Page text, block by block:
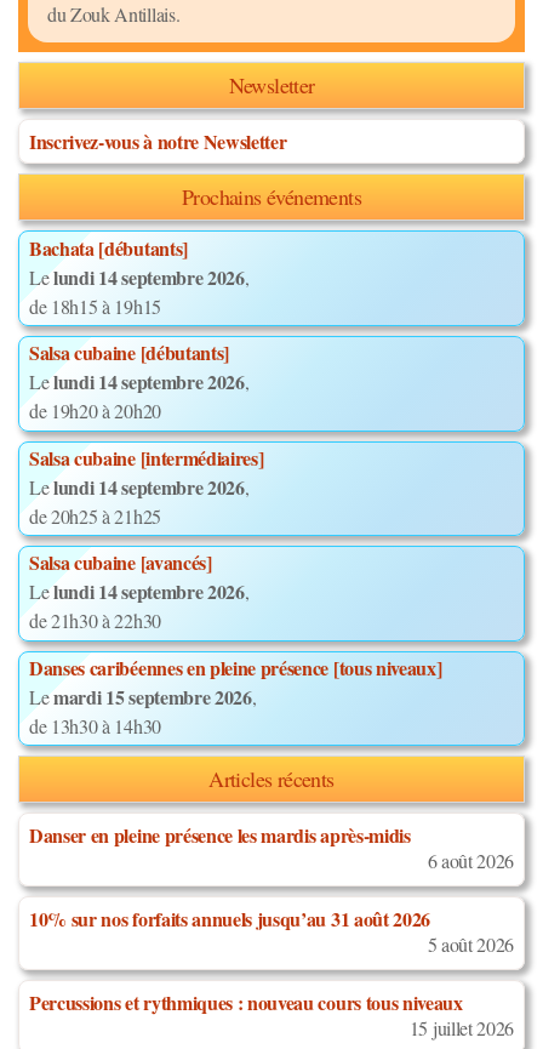
du Zouk Antillais.
Newsletter
Inscrivez-vous à notre Newsletter
Prochains événements
Bachata [débutants]
Lelundi 14 septembre 2026,
de 18h15 à 19h15
Salsa cubaine [débutants]
Lelundi 14 septembre 2026,
de 19h20 à 20h20
Salsa cubaine [intermédiaires]
Lelundi 14 septembre 2026,
de 20h25 à 21h25
Salsa cubaine [avancés]
Lelundi 14 septembre 2026,
de 21h30 à 22h30
Danses caribéennes en pleine présence [tous niveaux]
Lemardi 15 septembre 2026,
de 13h30 à 14h30
Articles récents
Danser en pleine présence les mardis après-midis
6 août 2026
10% sur nos forfaits annuels jusqu’au 31 août 2026
5 août 2026
Percussions et rythmiques : nouveau cours tous niveaux
15 juillet 2026